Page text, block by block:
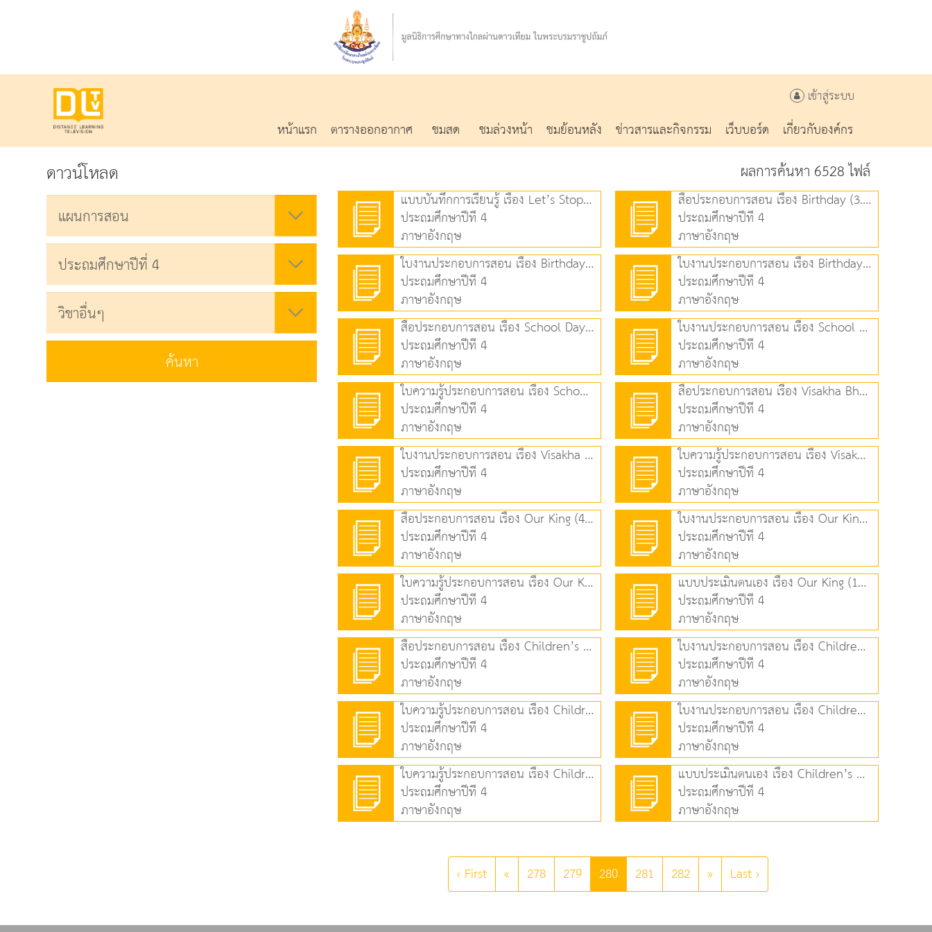
เข้าสู่ระบบ
หน้าแรก ตารางออกอากาศ ชมสด ชมล่วงหน้า ชมย้อนหลัง ข่าวสารและกิจกรรม เว็บบอร์ด เกี่ยวกับองค์กร
ดาวน์โหลด
ค้นหา
ผลการค้นหา 6528 ไฟล์
แบบบันทึกการเรียนรู้ เรื่อง Let’s Stop Pollution! (82.35 KB)
ประถมศึกษาปีที่ 4
ภาษาอังกฤษ
สื่อประกอบการสอน เรื่อง Birthday (3.75 MB)
ประถมศึกษาปีที่ 4
ภาษาอังกฤษ
ใบงานประกอบการสอน เรื่อง Birthday (82.80 KB)
ประถมศึกษาปีที่ 4
ภาษาอังกฤษ
ใบงานประกอบการสอน เรื่อง Birthday (100.29 KB)
ประถมศึกษาปีที่ 4
ภาษาอังกฤษ
สื่อประกอบการสอน เรื่อง School Day (3.71 MB)
ประถมศึกษาปีที่ 4
ภาษาอังกฤษ
ใบงานประกอบการสอน เรื่อง School Day (186.48 KB)
ประถมศึกษาปีที่ 4
ภาษาอังกฤษ
ใบความรู้ประกอบการสอน เรื่อง School Day (73.62 KB)
ประถมศึกษาปีที่ 4
ภาษาอังกฤษ
สื่อประกอบการสอน เรื่อง Visakha Bhucha Day (6.33 MB)
ประถมศึกษาปีที่ 4
ภาษาอังกฤษ
ใบงานประกอบการสอน เรื่อง Visakha Bhucha Day (80.13 KB)
ประถมศึกษาปีที่ 4
ภาษาอังกฤษ
ใบความรู้ประกอบการสอน เรื่อง Visakha Bhucha Day (128.59 KB)
ประถมศึกษาปีที่ 4
ภาษาอังกฤษ
สื่อประกอบการสอน เรื่อง Our King (4.68 MB)
ประถมศึกษาปีที่ 4
ภาษาอังกฤษ
ใบงานประกอบการสอน เรื่อง Our King (134.79 KB)
ประถมศึกษาปีที่ 4
ภาษาอังกฤษ
ใบความรู้ประกอบการสอน เรื่อง Our King (132.03 KB)
ประถมศึกษาปีที่ 4
ภาษาอังกฤษ
แบบประเมินตนเอง เรื่อง Our King (112.46 KB)
ประถมศึกษาปีที่ 4
ภาษาอังกฤษ
สื่อประกอบการสอน เรื่อง Children’s Day in Thailand (6.29 MB)
ประถมศึกษาปีที่ 4
ภาษาอังกฤษ
ใบงานประกอบการสอน เรื่อง Children’s Day in Thailand (101.01 KB)
ประถมศึกษาปีที่ 4
ภาษาอังกฤษ
ใบความรู้ประกอบการสอน เรื่อง Children’s Day in Thailand (103.92 KB)
ประถมศึกษาปีที่ 4
ภาษาอังกฤษ
ใบงานประกอบการสอน เรื่อง Children’s Day in ASEAN (81.54 KB)
ประถมศึกษาปีที่ 4
ภาษาอังกฤษ
ใบความรู้ประกอบการสอน เรื่อง Children’s Day in ASEAN (90.81 KB)
ประถมศึกษาปีที่ 4
ภาษาอังกฤษ
แบบประเมินตนเอง เรื่อง Children’s Day in ASEAN (93.94 KB)
ประถมศึกษาปีที่ 4
ภาษาอังกฤษ
‹ First « 278 279 280 281 282 » Last ›